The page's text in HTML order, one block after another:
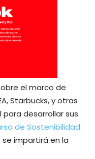
el marco de
Starbucks, y otras
desarrollar sus
de Sostenibilidad:
se impartirá en la